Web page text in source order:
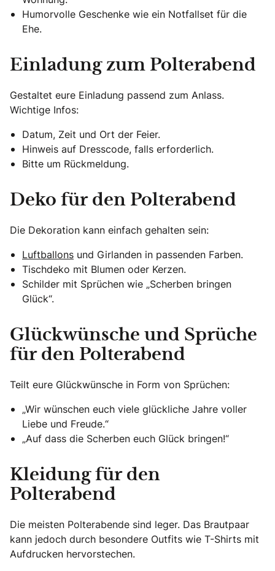
Humorvolle Geschenke wie ein Notfallset für die
Ehe.
Einladung zum Polterabend
Gestaltet eure Einladung passend zum Anlass.
Wichtige Infos:
Datum, Zeit und Ort der Feier.
Hinweis auf Dresscode, falls erforderlich.
Bitte um Rückmeldung.
Deko für den Polterabend
Die Dekoration kann einfach gehalten sein:
Luftballons und Girlanden in passenden Farben.
Tischdeko mit Blumen oder Kerzen.
Schilder mit Sprüchen wie „Scherben bringen
Glück“.
Glückwünsche und Sprüche
für den Polterabend
Teilt eure Glückwünsche in Form von Sprüchen:
„Wir wünschen euch viele glückliche Jahre voller
Liebe und Freude.“
„Auf dass die Scherben euch Glück bringen!“
Kleidung für den
Polterabend
Die meisten Polterabende sind leger. Das Brautpaar
kann jedoch durch besondere Outfits wie T-Shirts mit
Aufdrucken hervorstechen.